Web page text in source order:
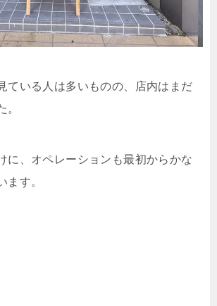
ている人は多いものの、店内はまだ
。
に、オペレーションも最初からかな
ます。